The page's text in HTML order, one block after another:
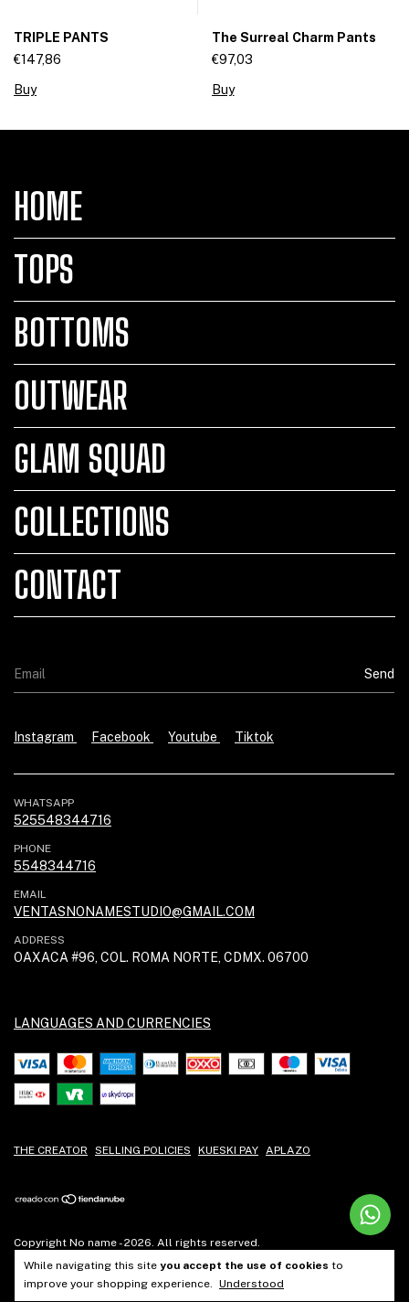
While navigating this site you accept the use of cookies to
improve your shopping experience. Understood
TRIPLE PANTS
€147,86
Buy
The Surreal Charm Pants
€97,03
Buy
HOME
TOPS
BOTTOMS
OUTWEAR
GLAM SQUAD
COLLECTIONS
CONTACT
Instagram Facebook Youtube Tiktok
WHATSAPP
525548344716
PHONE
5548344716
EMAIL
VENTASNONAMESTUDIO@GMAIL.COM
ADDRESS
OAXACA #96, COL. ROMA NORTE, CDMX. 06700
LANGUAGES AND CURRENCIES
THE CREATOR SELLING POLICIES KUESKI PAY APLAZO
Copyright No name - 2026. All rights reserved.